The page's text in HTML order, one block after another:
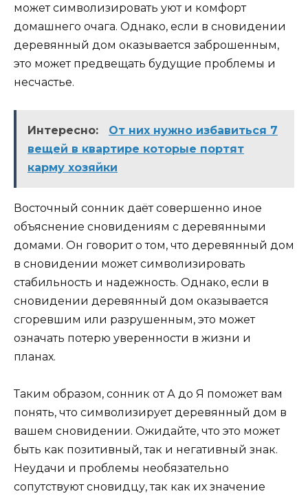
может символизировать уют и комфорт
домашнего очага. Однако, если в сновидении
деревянный дом оказывается заброшенным,
это может предвещать будущие проблемы и
несчастье.
Интересно:
От них нужно избавиться 7
вещей в квартире которые портят
карму хозяйки
Восточный сонник даёт совершенно иное
объяснение сновидениям с деревянными
домами. Он говорит о том, что деревянный дом
в сновидении может символизировать
стабильность и надежность. Однако, если в
сновидении деревянный дом оказывается
сгоревшим или разрушенным, это может
означать потерю уверенности в жизни и
планах.
Таким образом, сонник от А до Я поможет вам
понять, что символизирует деревянный дом в
вашем сновидении. Ожидайте, что это может
быть как позитивный, так и негативный знак.
Неудачи и проблемы необязательно
сопутствуют сновидцу, так как их значение